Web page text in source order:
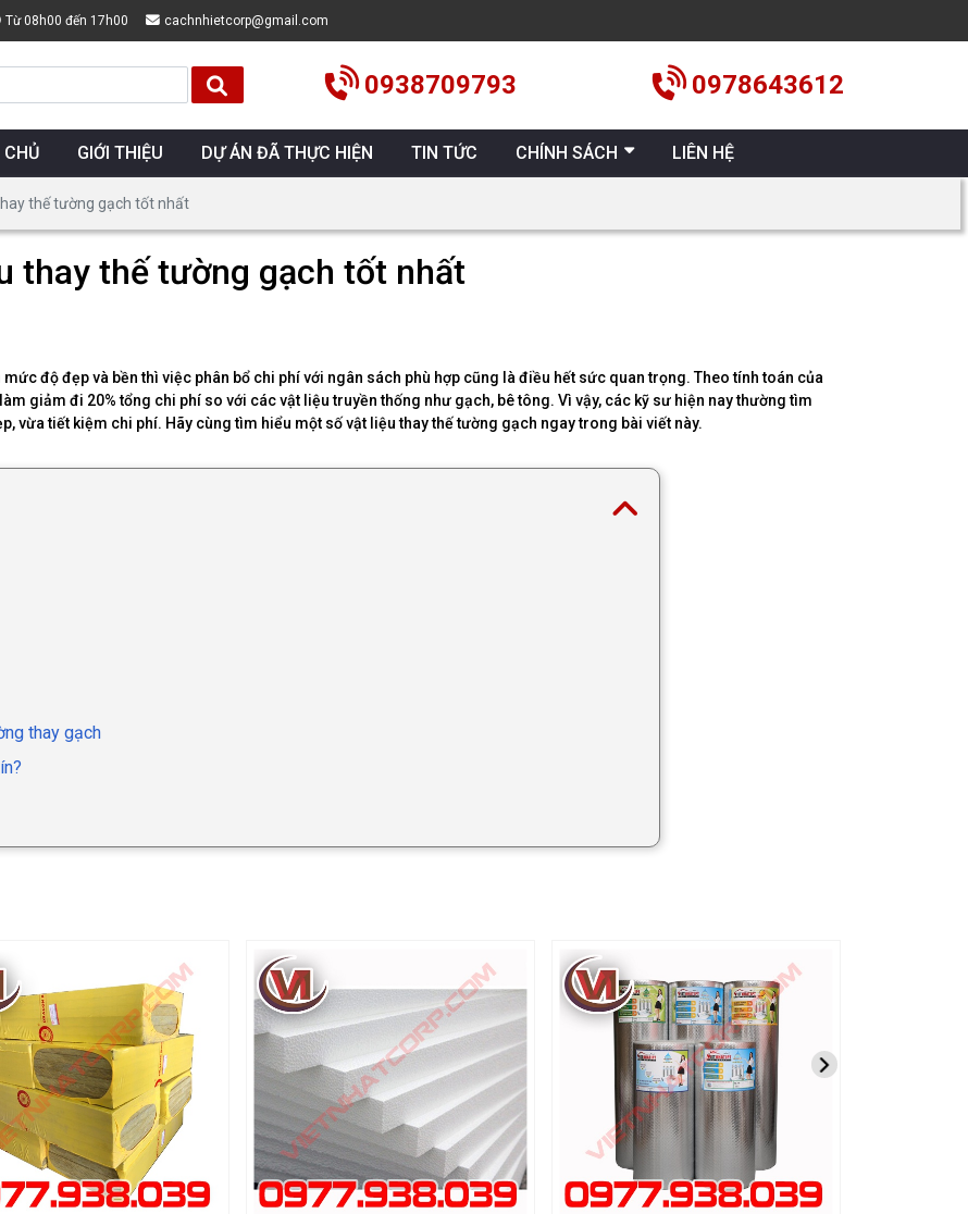
Từ 08h00 đến 17h00 cachnhietcorp@gmail.com
0938709793 0978643612
CHỦ GIỚI THIỆU DỰ ÁN ĐÃ THỰC HIỆN TIN TỨC CHÍNH SÁCH LIÊN HỆ
thế tường gạch tốt nhất
thay thế tường gạch tốt nhất
độ đẹp và bền thì việc phân bổ chi phí với ngân sách phù hợp cũng là điều hết sức quan trọng. Theo tính toán của
giảm đi 20% tổng chi phí so với các vật liệu truyền thống như gạch, bê tông. Vì vậy, các kỹ sư hiện nay thường tìm
vừa tiết kiệm chi phí. Hãy cùng tìm hiểu một số vật liệu thay thế tường gạch ngay trong bài viết này.
thay gạch